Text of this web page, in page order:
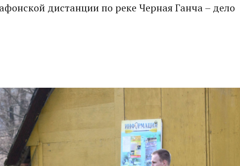
дистанции по реке Черная Ганча – дело